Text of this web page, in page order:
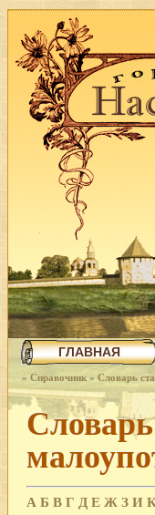
ГЛАВНАЯ
» Справочник » Словарь
А Б В Г Д Е Ж З И